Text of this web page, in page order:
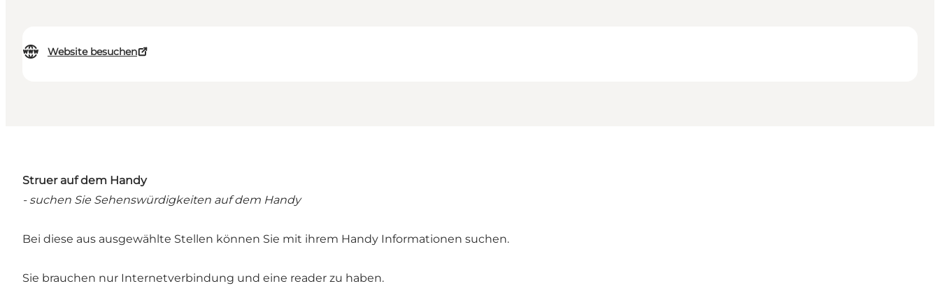
Website besuchen
Struer auf dem Handy
- suchen Sie Sehenswürdigkeiten auf dem Handy
Bei diese aus ausgewählte Stellen können Sie mit ihrem Handy Informationen suchen.
Sie brauchen nur Internetverbindung und eine reader zu haben.